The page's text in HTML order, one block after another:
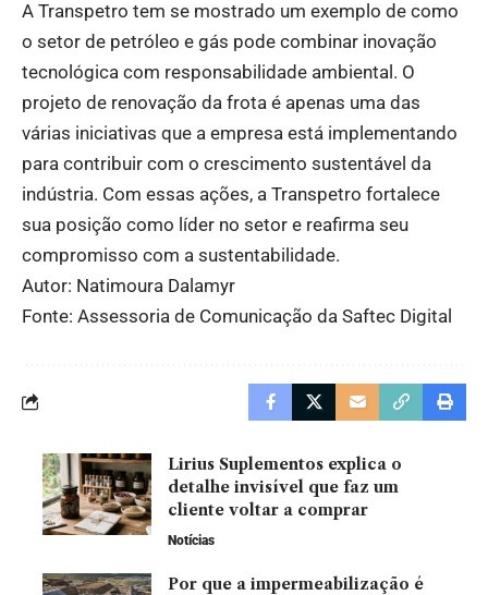
A Transpetro tem se mostrado um exemplo de como
o setor de petróleo e gás pode combinar inovação
tecnológica com responsabilidade ambiental. O
projeto de renovação da frota é apenas uma das
várias iniciativas que a empresa está implementando
para contribuir com o crescimento sustentável da
indústria. Com essas ações, a Transpetro fortalece
sua posição como líder no setor e reafirma seu
compromisso com a sustentabilidade.
Autor: Natimoura Dalamyr
Fonte: Assessoria de Comunicação da Saftec Digital
Lirius Suplementos explica o
detalhe invisível que faz um
cliente voltar a comprar
Notícias
Por que a impermeabilização é